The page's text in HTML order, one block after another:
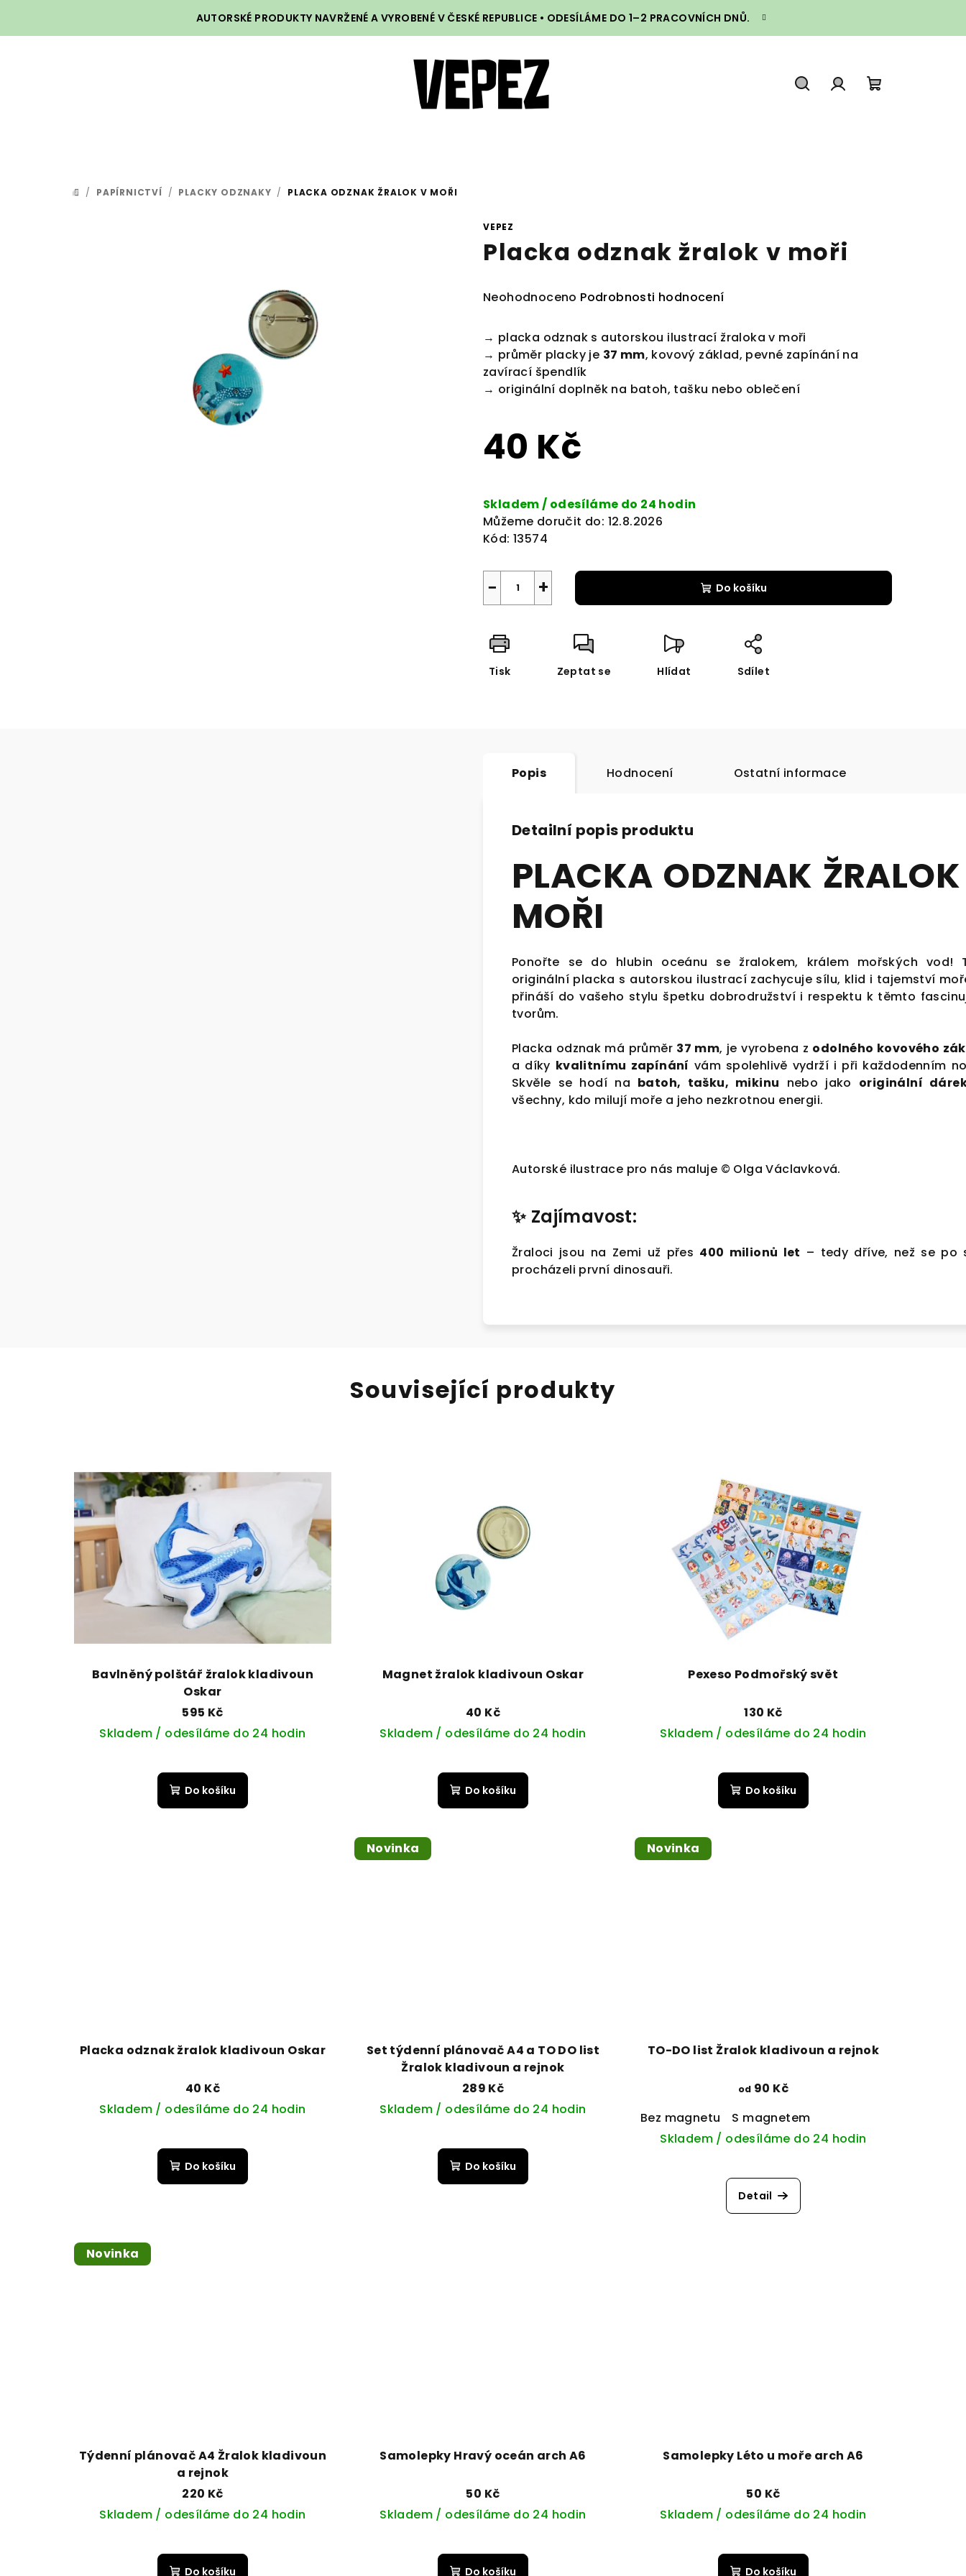
AUTORSKÉ PRODUKTY NAVRŽENÉ A VYROBENÉ V ČESKÉ REPUBLICE • ODESÍLÁME DO 1–2 PRACOVNÍCH DNŮ.
DOMŮ
/ PAPÍRNICTVÍ / PLACKY ODZNAKY / PLACKA ODZNAK ŽRALOK V MOŘI
VEPEZ
Placka odznak žralok v moři
Průměrné
produktu
0,0
Neohodnoceno Podrobnosti hodnocení
→ placka odznak s autorskou ilustrací žraloka v moři
→ průměr placky je 37 mm, kovový základ, pevné zapínání na
zavírací špendlík
→ originální doplněk na batoh, tašku nebo oblečení
40 Kč
cena:
Skladem / odesíláme do 24 hodin
Můžeme doručit do: 12.8.2026
Kód: 13574
+
− Do košíku
Tisk Zeptat se Hlídat Sdílet
Popis Hodnocení Ostatní informace
Detailní popis produktu
PLACKA ODZNAK
MOŘI
Ponořte se do hlubin oceánu se žralokem, králem mořských vod!
originální placka s autorskou ilustrací zachycuje sílu, klid i tajemství
přináší do vašeho stylu špetku dobrodružství i respektu k těmto
tvorům.
Placka odznak má průměr 37 mm, je vyrobena z odolného kovového
a díky kvalitnímu zapínání vám spolehlivě vydrží i při každodenním
Skvěle se hodí na batoh, tašku, mikinu nebo jako originální
všechny, kdo milují moře a jeho nezkrotnou energii.
Autorské ilustrace pro nás maluje © Olga Václavková.
✨ Zajímavost:
Žraloci jsou na Zemi už přes 400 milionů let – tedy dříve, než se po
procházeli první dinosauři.
Související produkty
Bavlněný polštář žralok kladivoun
Oskar
595 Kč
Skladem / odesíláme do 24 hodin
Do košíku
Magnet žralok kladivoun Oskar
40 Kč
Skladem / odesíláme do 24 hodin
Do košíku
Pexeso Podmořský svět
130 Kč
Skladem / odesíláme do 24 hodin
Do košíku
Placka odznak žralok kladivoun Oskar
40 Kč
Skladem / odesíláme do 24 hodin
Do košíku
Novinka
Set týdenní plánovač A4 a TO DO list
Žralok kladivoun a rejnok
289 Kč
Skladem / odesíláme do 24 hodin
Do košíku
Novinka
TO-DO list Žralok kladivoun a rejnok
od 90 Kč
Bez magnetu
S magnetem
Skladem / odesíláme do 24 hodin
Detail
Novinka
Týdenní plánovač A4 Žralok kladivoun
a rejnok
220 Kč
Skladem / odesíláme do 24 hodin
Do košíku
Samolepky Hravý oceán arch A6
50 Kč
Skladem / odesíláme do 24 hodin
Do košíku
Samolepky Léto u moře arch A6
50 Kč
Skladem / odesíláme do 24 hodin
Do košíku